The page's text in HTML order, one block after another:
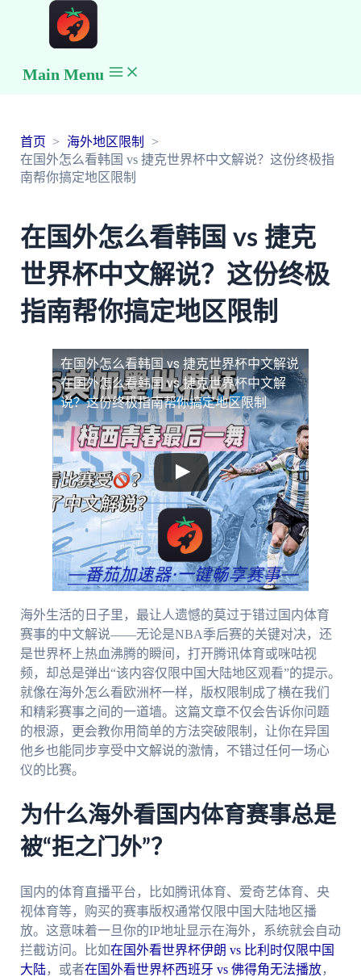
Main Menu
首页
海外地区限制
在国外怎么看韩国 vs 捷克世界杯中文解说？这份终极指
南帮你搞定地区限制
在国外怎么看韩国 vs 捷克
世界杯中文解说？这份终极
指南帮你搞定地区限制
在国外怎么看韩国 vs 捷克世界杯中文解说
在国外怎么看韩国 vs 捷克世界杯中文解
说？这份终极指南帮你搞定地区限制
海外生活的日子里，最让人遗憾的莫过于错过国内体育
赛事的中文解说——无论是NBA季后赛的关键对决，还
是世界杯上热血沸腾的瞬间，打开腾讯体育或咪咕视
频，却总是弹出“该内容仅限中国大陆地区观看”的提示。
就像在海外怎么看欧洲杯一样，版权限制成了横在我们
和精彩赛事之间的一道墙。这篇文章不仅会告诉你问题
的根源，更会教你用简单的方法突破限制，让你在异国
他乡也能同步享受中文解说的激情，不错过任何一场心
仪的比赛。
为什么海外看国内体育赛事总是
被“拒之门外”？
国内的体育直播平台，比如腾讯体育、爱奇艺体育、央
视体育等，购买的赛事版权通常仅限中国大陆地区播
放。这意味着一旦你的IP地址显示在海外，系统就会自动
拦截访问。比如在国外看世界杯伊朗 vs 比利时仅限中国
大陆，或者在国外看世界杯西班牙 vs 佛得角无法播放，